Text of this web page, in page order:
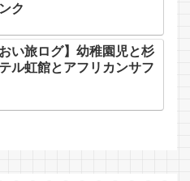
ク
おい旅ログ】幼稚園児と杉
ル虹館とアフリカンサフ